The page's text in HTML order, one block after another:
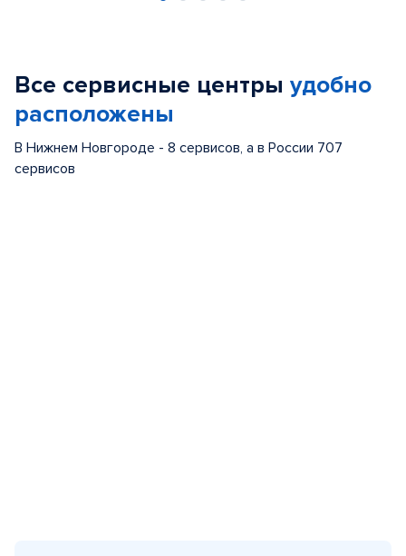
Все сервисные центры удобно
расположены
В Нижнем Новгороде - 8 сервисов, а в России 707
сервисов